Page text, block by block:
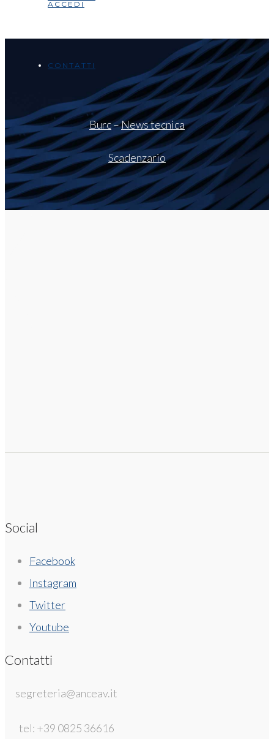
ACCEDI
CONTATTI
Burc–News tecnica
Scadenzario
Social
Facebook
Instagram
Twitter
Youtube
Contatti
segreteria@anceav.it
tel: +39 0825 36616